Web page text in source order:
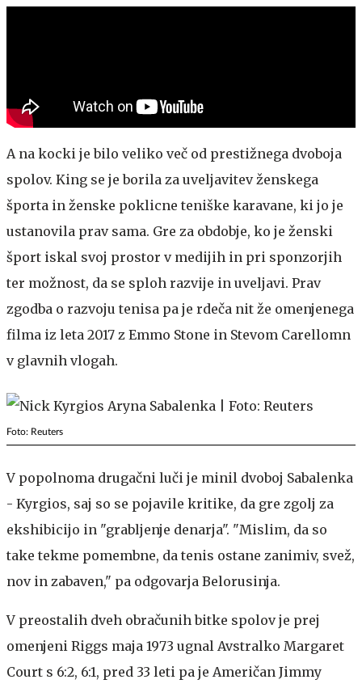
A na kocki je bilo veliko več od prestižnega dvoboja
spolov. King se je borila za uveljavitev ženskega
športa in ženske poklicne teniške karavane, ki jo je
ustanovila prav sama. Gre za obdobje, ko je ženski
šport iskal svoj prostor v medijih in pri sponzorjih
ter možnost, da se sploh razvije in uveljavi. Prav
zgodba o razvoju tenisa pa je rdeča nit že omenjenega
filma iz leta 2017 z Emmo Stone in Stevom Carellomn
v glavnih vlogah.
Foto: Reuters
V popolnoma drugačni luči je minil dvoboj Sabalenka
- Kyrgios, saj so se pojavile kritike, da gre zgolj za
ekshibicijo in "grabljenje denarja". "Mislim, da so
take tekme pomembne, da tenis ostane zanimiv, svež,
nov in zabaven," pa odgovarja Belorusinja.
V preostalih dveh obračunih bitke spolov je prej
omenjeni Riggs maja 1973 ugnal Avstralko Margaret
Court s 6:2, 6:1, pred 33 leti pa je Američan Jimmy